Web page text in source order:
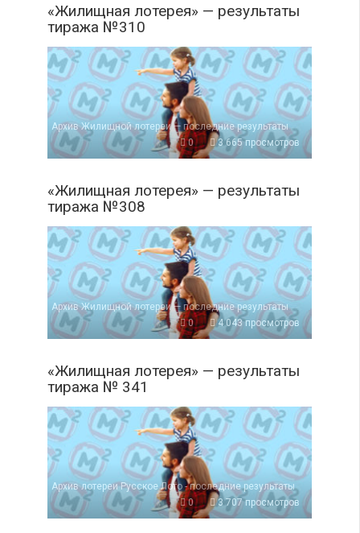
«Жилищная лотерея» — результаты
тиража №310
Архив Жилищной лотереи — последние результаты
0
3 665 просмотров
«Жилищная лотерея» — результаты
тиража №308
Архив Жилищной лотереи — последние результаты
0
4 043 просмотров
«Жилищная лотерея» — результаты
тиража № 341
Архив лотереи Русское Лото - последние результаты
0
3 707 просмотров